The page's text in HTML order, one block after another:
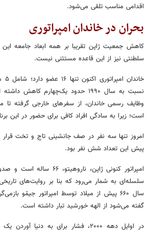
اقدامی مناسب تلقی می‌شود.
بحران در خاندان امپراتوری
کاهش جمعیت ژاپن تقریبا بر همه ابعاد جامعه
سلطنتی نیز از این قاعده مستثنی نیست.
نسبت به سال ۱۹۹۰ حدود یک‌چهارم
وظایف رسمی خاندان، از سفرهای خارجی گرفته تا
است؛ زیرا به سادگی افراد کافی برای حضور در این
امروز تنها سه نفر در صف جانشینی تاج و تخت
پیش این تعداد شش نفر بود.
امپراتور کنونی ژاپن،
سلسله‌ای به شمار می‌رود که بنا بر روایت‌های
سال ۶۶۰ پیش از میلاد توسط امپراتور جیمّو
گفته می‌شود از الهه خورشید تبار داشته است.
در اوایل دهه ۲۰۰۰، فشار برای به دنیا